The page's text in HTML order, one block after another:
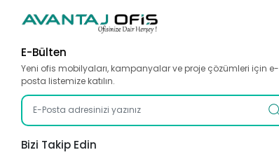
E-Bülten
Yeni ofis mobilyaları, kampanyalar ve proje çözümleri için e-
posta listemize katılın.
Bizi Takip Edin